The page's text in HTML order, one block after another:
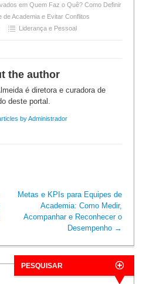
em Quem Faz o Quê? Como Definir
Academia e Evitar Conflitos
Liderança e Pessoal
the author
é diretora e curadora de
deste portal.
by Administrador
Metas e KPIs para Equipes de
Academia: Como Medir,
Acompanhar e Reconhecer o
Desempenho →
PESQUISAR